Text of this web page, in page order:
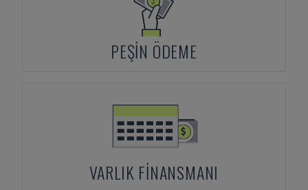
PEŞIN ÖDEME
VARLIK FINANSMANI